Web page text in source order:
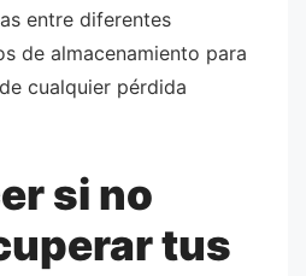
entre diferentes
de almacenamiento para
cualquier pérdida
si no
tus